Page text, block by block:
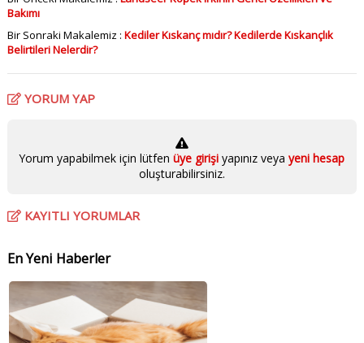
Bakımı
Bir Sonraki Makalemiz : Kediler Kıskanç mıdır? Kedilerde Kıskançlık
Belirtileri Nelerdir?
YORUM YAP
Yorum yapabilmek için lütfenüye girişiyapınız veya yeni hesap
oluşturabilirsiniz.
KAYITLI YORUMLAR
En Yeni Haberler